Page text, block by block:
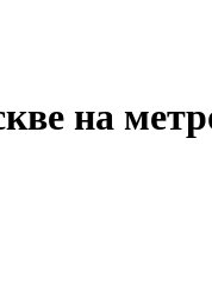
на